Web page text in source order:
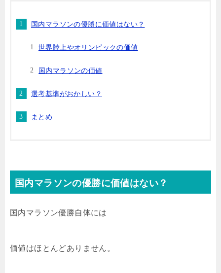
国内マラソンの優勝に価値はない？
世界陸上やオリンピックの価値
国内マラソンの価値
選考基準がおかしい？
まとめ
国内マラソンの優勝に価値はない？
国内マラソン優勝自体には
価値はほとんどありません。